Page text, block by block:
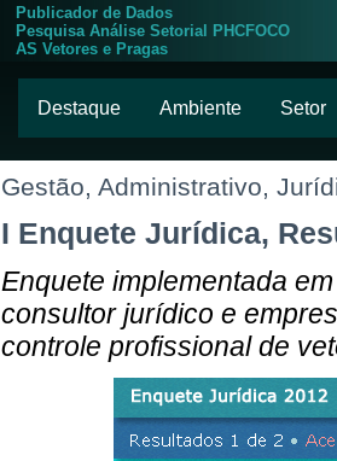
Publicador de Dados
Pesquisa Análise Setorial PHCFOCO
AS Vetores e Pragas
Destaque Ambiente Setor
Gestão, Administrativo,
I Enquete Jurídica,
Enquete implementada
consultor jurídico e
controle profissional de